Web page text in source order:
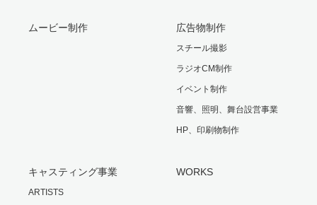
ムービー制作 広告物制作
スチール撮影
ラジオCM制作
イベント制作
音響、照明、舞台設営事業
HP、印刷物制作
キャスティング事業
ARTISTS
WORKS